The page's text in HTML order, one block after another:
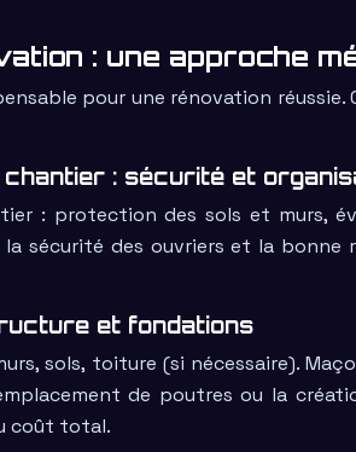
: une approche
pour une rénovation
: sécurité et
: protection des sols et murs,
sécurité des ouvriers et la bonne
et fondations
sols, toiture (si nécessaire).
de poutres ou la
coût total.